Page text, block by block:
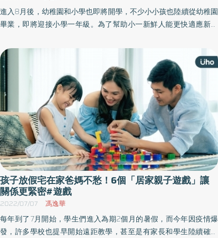
進入8月後，幼稚園和小學也即將開學，不少小小孩也陸續從幼稚園
畢業，即將迎接小學一年級。為了幫助小一新鮮人能更快適應新生
生活型態與作息的改變，也讓孩子保持更好的專注力，來面對小學
課程。
孩子放假宅在家爸媽不愁！6個「居家親子遊戲」讓
關係更緊密#遊戲
2022/07/07 馮逸華
每年到了7月開始，學生們進入為期2個月的暑假，而今年因疫情爆
發，許多學校也提早開始遠距教學，甚至是有家長和學生陸續確診